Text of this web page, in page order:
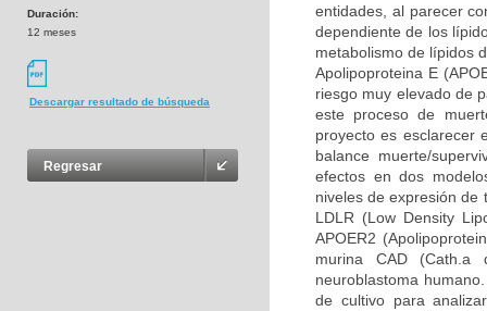
Duración:
12 meses
Descargar resultado de búsqueda
Regresar
entidades, al parecer
dependiente de los
metabolismo de lípidos
Apolipoproteina E
riesgo muy elevado de
este proceso de
proyecto es esclarecer
balance muerte/
efectos en dos
niveles de expresión de
LDLR (Low Density
APOER2
murina CAD (Cath.a
neuroblastoma
de cultivo para